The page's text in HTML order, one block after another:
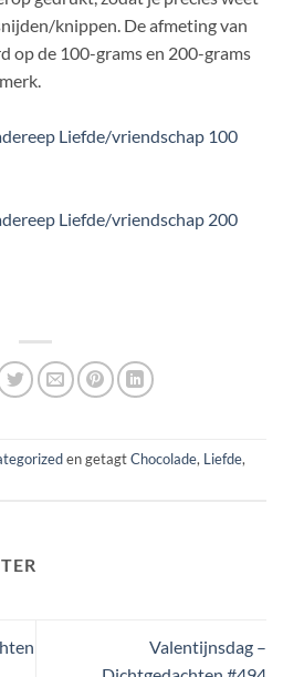
knippen. De afmeting van
op de 100-grams en 200-grams
Liefde/vriendschap 100
Liefde/vriendschap 200
en getagtChocolade, Liefde,
Valentijnsdag –